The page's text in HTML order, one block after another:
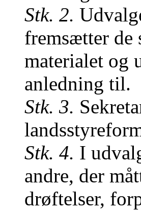
Stk. 2.
fremsætter de
materialet og
anledning til.
Stk. 3.
Stk. 4. I
andre, der
drøftelser,